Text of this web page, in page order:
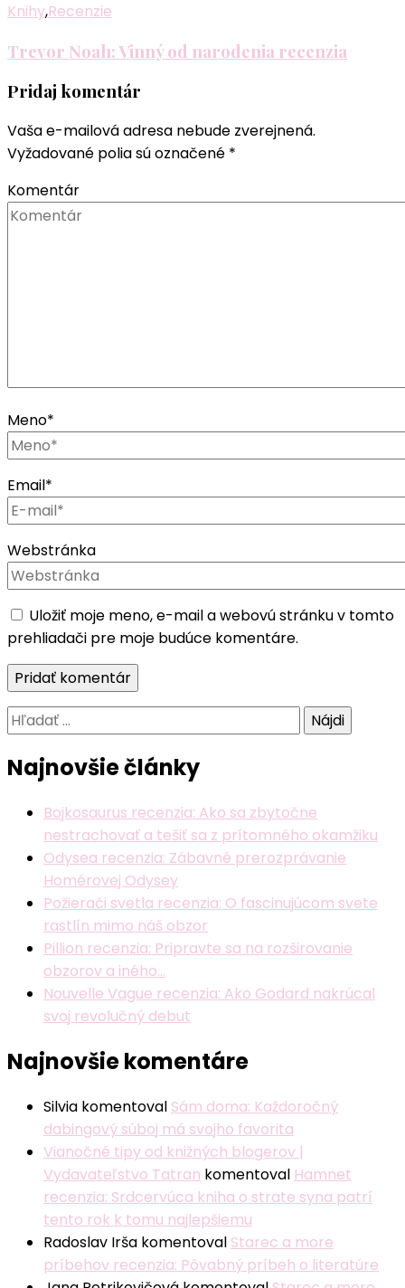
Knihy,Recenzie
Trevor Noah: Vinný od narodenia recenzia
Pridaj komentár
Vaša e-mailová adresa nebude zverejnená.
Vyžadované polia sú označené *
Komentár
Meno*
Email*
Webstránka
Uložiť moje meno, e-mail a webovú stránku v tomto
prehliadači pre moje budúce komentáre.
Hľadať:
Najnovšie články
Bojkosaurus recenzia: Ako sa zbytočne
nestrachovať a tešiť sa z prítomného okamžiku
Odysea recenzia: Zábavné prerozprávanie
Homérovej Odysey
Požierači svetla recenzia: O fascinujúcom svete
rastlín mimo náš obzor
Pillion recenzia: Pripravte sa na rozširovanie
obzorov a iného…
Nouvelle Vague recenzia: Ako Godard nakrúcal
svoj revolučný debut
Najnovšie komentáre
Silvia komentoval Sám doma: Každoročný
dabingový súboj má svojho favorita
Vianočné tipy od knižných blogerov |
Vydavateľstvo Tatran komentoval Hamnet
recenzia: Srdcervúca kniha o strate syna patrí
tento rok k tomu najlepšiemu
Radoslav Irša komentoval Starec a more
príbehov recenzia: Pôvabný príbeh o literatúre